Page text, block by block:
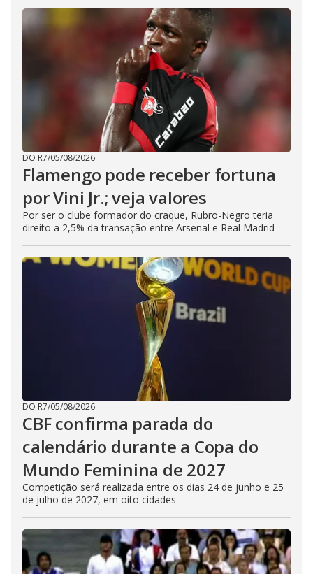
DO R7/05/08/2026
Flamengo pode receber fortuna
por Vini Jr.; veja valores
Por ser o clube formador do craque, Rubro-Negro teria
direito a 2,5% da transação entre Arsenal e Real Madrid
DO R7/05/08/2026
CBF confirma parada do
calendário durante a Copa do
Mundo Feminina de 2027
Competição será realizada entre os dias 24 de junho e 25
de julho de 2027, em oito cidades